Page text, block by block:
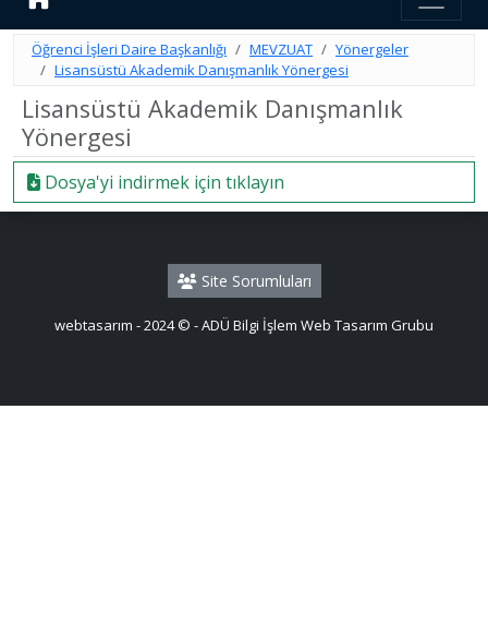
Öğrenci İşleri Daire Başkanlığı MEVZUAT
Yönergeler
Lisansüstü Akademik Danışmanlık Yönergesi
Lisansüstü Akademik Danışmanlık
Yönergesi
Dosya'yi indirmek için tıklayın
Site Sorumluları
webtasarım - 2024 © - ADÜ Bilgi İşlem Web Tasarım Grubu